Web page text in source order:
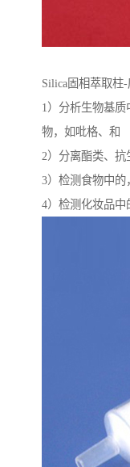
Silica固相萃取柱-
1）分析生物基
物，如吡格、和
2）分离酯类、
3）检测食物中的
4）检测化妆品中